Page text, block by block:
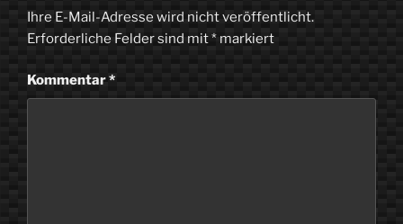
Ihre E-Mail-Adresse wird nicht veröffentlicht.
Erforderliche Felder sind mit* markiert
Kommentar*